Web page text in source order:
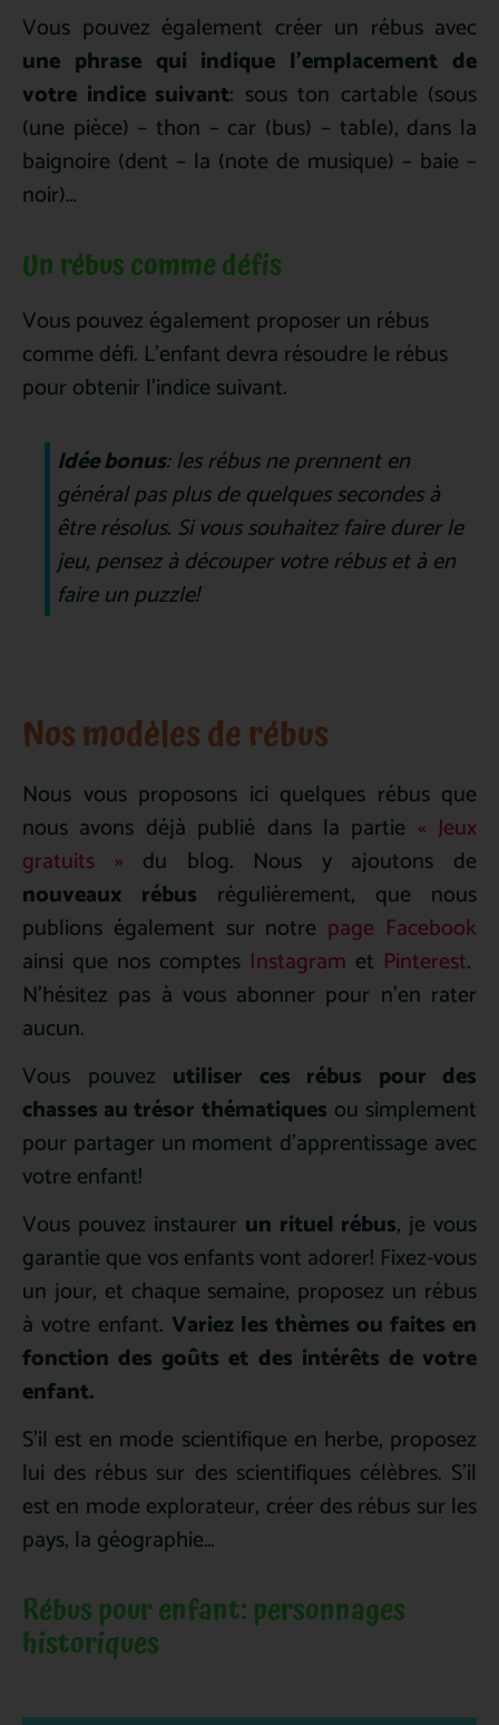
Vous pouvez également créer un rébus avec
une phrase qui indique l’emplacement de
votre indice suivant: sous ton cartable (sous
(une pièce) – thon – car (bus) – table), dans la
baignoire (dent – la (note de musique) – baie –
noir)…
Un rébus comme défis
Vous pouvez également proposer un rébus
comme défi. L’enfant devra résoudre le rébus
pour obtenir l’indice suivant.
Idée bonus:les rébus ne prennent en
général pas plus de quelques secondes à
être résolus. Si vous souhaitez faire durer le
jeu, pensez à découper votre rébus et à en
faire un puzzle!
Nos modèles de rébus
Nous vous proposons ici quelques rébus que
nous avons déjà publié dans la partie « Jeux
gratuits » du blog. Nous y ajoutons de
nouveaux rébus régulièrement, que nous
publions également sur notre page Facebook
ainsi que nos comptes Instagram et Pinterest.
N’hésitez pas à vous abonner pour n’en rater
aucun.
Vous pouvez utiliser ces rébus pour des
chasses au trésor thématiques ou simplement
pour partager un moment d’apprentissage avec
votre enfant!
Vous pouvez instaurer un rituel rébus, je vous
garantie que vos enfants vont adorer! Fixez-vous
un jour, et chaque semaine, proposez un rébus
à votre enfant. Variez les thèmes ou faites en
fonction des goûts et des intérêts de votre
enfant.
S’il est en mode scientifique en herbe, proposez
lui des rébus sur des scientifiques célèbres. S’il
est en mode explorateur, créer des rébus sur les
pays, la géographie…
Rébus pour enfant: personnages
historiques